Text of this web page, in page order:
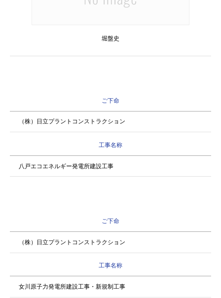
堀盤史
ご下命
（株）日立プラントコンストラクション
工事名称
八戸エコエネルギー発電所建設工事
ご下命
（株）日立プラントコンストラクション
工事名称
女川原子力発電所建設工事・新規制工事